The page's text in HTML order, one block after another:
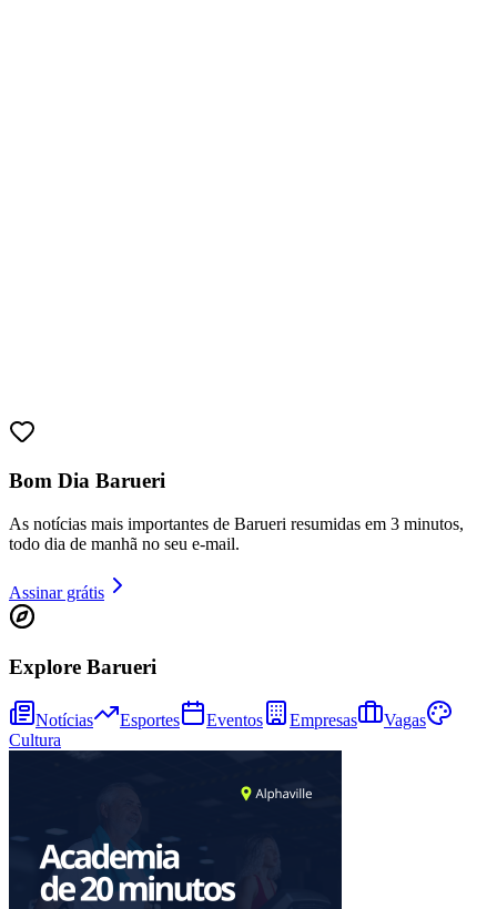
Sport
Bom Dia Barueri
As notícias mais importantes de Barueri resumidas em 3 minutos,
todo dia de manhã no seu e-mail.
Assinar grátis
Explore Barueri
Notícias Esportes Eventos Empresas
Vagas
Cultura